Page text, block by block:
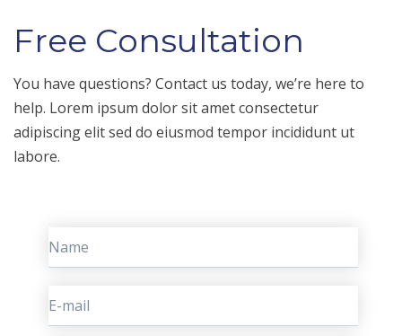
Free Consultation
You have questions? Contact us today, we’re here to
help. Lorem ipsum dolor sit amet consectetur
adipiscing elit sed do eiusmod tempor incididunt ut
labore.